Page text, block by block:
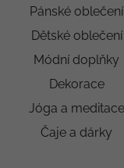
Pánské oblečení
Dětské oblečení
Módní doplňky
Dekorace
Jóga a meditace
Čaje a dárky